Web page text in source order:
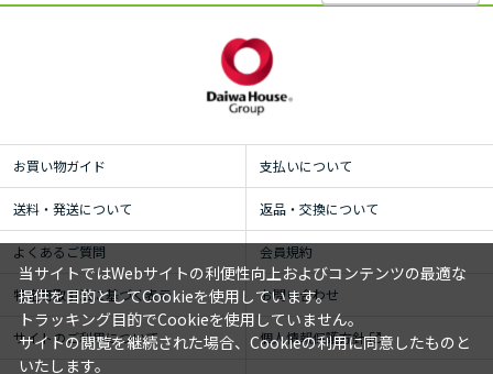
お買い物ガイド 支払いについて
送料・発送について 返品・交換について
よくあるご質問 会員規約
特定商取引法に基づく表示 お問い合わせ
サイトのご利用について 個人情報保護方針
当サイトではWebサイトの利便性向上およびコンテンツの最適な
提供を目的としてCookieを使用しています。
トラッキング目的でCookieを使用していません。
サイトの閲覧を継続された場合、Cookieの利用に同意したものと
いたします。